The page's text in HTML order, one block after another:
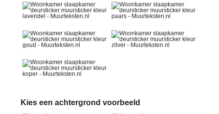
Kies een achtergrond voorbeeld